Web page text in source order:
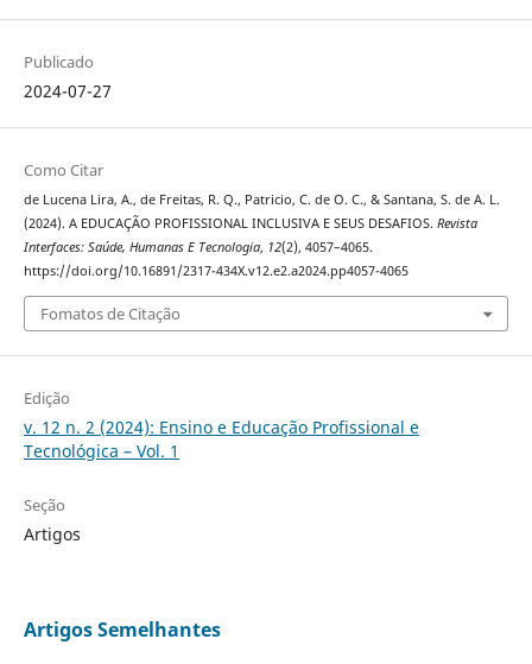
Publicado
2024-07-27
Como Citar
de Lucena Lira, A., de Freitas, R. Q., Patricio, C. de O. C., & Santana, S. de A. L.
(2024). A EDUCAÇÃO PROFISSIONAL INCLUSIVA E SEUS DESAFIOS. Revista
Interfaces: Saúde, Humanas E Tecnologia, 12(2), 4057–4065.
https://doi.org/10.16891/2317-434X.v12.e2.a2024.pp4057-4065
Fomatos de Citação
Edição
v. 12 n. 2 (2024): Ensino e Educação Profissional e
Tecnológica – Vol. 1
Seção
Artigos
Artigos Semelhantes